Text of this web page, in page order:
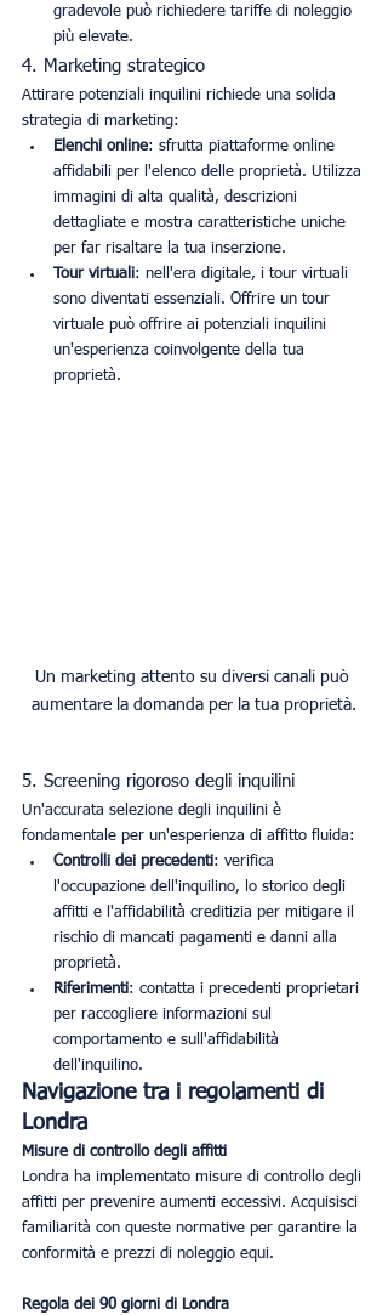
gradevole può richiedere tariffe di noleggio
più elevate.
4. Marketing strategico
Attirare potenziali inquilini richiede una solida
strategia di marketing:
Elenchi online: sfrutta piattaforme online
affidabili per l'elenco delle proprietà. Utilizza
immagini di alta qualità, descrizioni
dettagliate e mostra caratteristiche uniche
per far risaltare la tua inserzione.
Tour virtuali: nell'era digitale, i tour virtuali
sono diventati essenziali. Offrire un tour
virtuale può offrire ai potenziali inquilini
un'esperienza coinvolgente della tua
proprietà.
Un marketing attento su diversi canali può
aumentare la domanda per la tua proprietà.
5. Screening rigoroso degli inquilini
Un'accurata selezione degli inquilini è
fondamentale per un'esperienza di affitto fluida:
Controlli dei precedenti: verifica
l'occupazione dell'inquilino, lo storico degli
affitti e l'affidabilità creditizia per mitigare il
rischio di mancati pagamenti e danni alla
proprietà.
Riferimenti: contatta i precedenti proprietari
per raccogliere informazioni sul
comportamento e sull'affidabilità
dell'inquilino.
Navigazione tra i regolamenti di
Londra
Misure di controllo degli affitti
Londra ha implementato misure di controllo degli
affitti per prevenire aumenti eccessivi. Acquisisci
familiarità con queste normative per garantire la
conformità e prezzi di noleggio equi.
Regola dei 90 giorni di Londra